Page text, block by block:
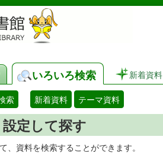
いろいろ検索 新着資料
索 新着資料 テーマ資料
定して探す
、資料を検索することができます。